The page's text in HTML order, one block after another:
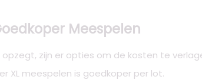
Meespelen
zijn er opties om de kosten te
XL meespelen is goedkoper per lot.